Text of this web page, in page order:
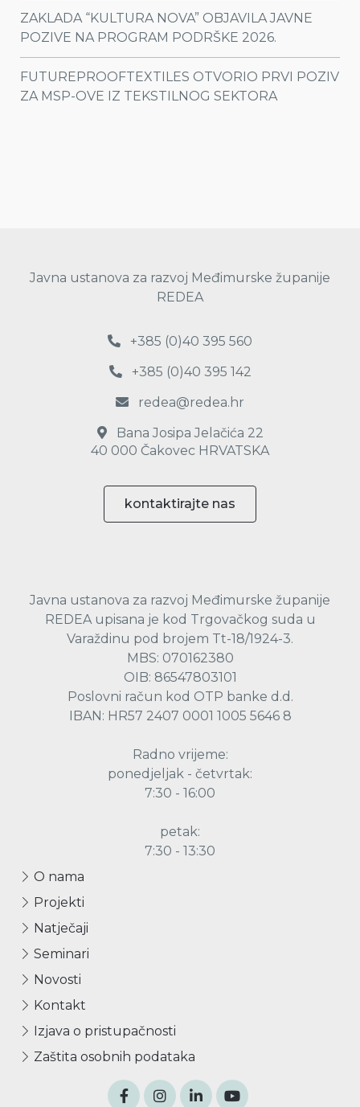
ZAKLADA “KULTURA NOVA” OBJAVILA JAVNE
POZIVE NA PROGRAM PODRŠKE 2026.
FUTUREPROOFTEXTILES OTVORIO PRVI POZIV
ZA MSP-OVE IZ TEKSTILNOG SEKTORA
Javna ustanova za razvoj Međimurske županije
REDEA
+385 (0)40 395 560
+385 (0)40 395 142
redea@redea.hr
Bana Josipa Jelačića 22
40 000 Čakovec HRVATSKA
kontaktirajte nas
Javna ustanova za razvoj Međimurske županije
REDEA upisana je kod Trgovačkog suda u
Varaždinu pod brojem Tt-18/1924-3.
MBS: 070162380
OIB: 86547803101
Poslovni račun kod OTP banke d.d.
IBAN: HR57 2407 0001 1005 5646 8
Radno vrijeme:
ponedjeljak - četvrtak:
7:30 - 16:00
petak:
7:30 - 13:30
O nama
Projekti
Natječaji
Seminari
Novosti
Kontakt
Izjava o pristupačnosti
Zaštita osobnih podataka